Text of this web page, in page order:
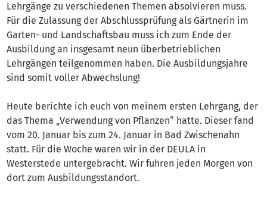
Lehrgänge zu verschiedenen Themen absolvieren muss.
Für die Zulassung der Abschlussprüfung als Gärtnerin im
Garten- und Landschaftsbau muss ich zum Ende der
Ausbildung an insgesamt neun überbetrieblichen
Lehrgängen teilgenommen haben. Die Ausbildungsjahre
sind somit voller Abwechslung!
Heute berichte ich euch von meinem ersten Lehrgang, der
das Thema „Verwendung von Pflanzen“ hatte. Dieser fand
vom 20. Januar bis zum 24. Januar in Bad Zwischenahn
statt. Für die Woche waren wir in der DEULA in
Westerstede untergebracht. Wir fuhren jeden Morgen von
dort zum Ausbildungsstandort.